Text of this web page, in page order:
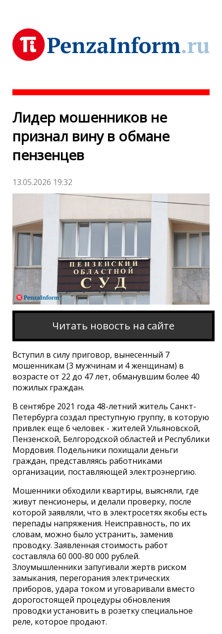
Лидер мошенников не
признал вину в обмане
пензенцев
13.05.2026 19:32
Читать новость на сайте
Вступил в силу приговор, вынесенный 7
мошенникам (3 мужчинам и 4 женщинам) в
возрасте от 22 до 47 лет, обманувшим более 40
пожилых граждан.
В сентябре 2021 года 48-летний житель Санкт-
Петербурга создал преступную группу, в которую
привлек еще 6 человек - жителей Ульяновской,
Пензенской, Белгородской областей и Республики
Мордовия. Подельники похищали деньги
граждан, представляясь работниками
организации, поставляющей электроэнергию.
Мошенники обходили квартиры, выясняли, где
живут пенсионеры, и делали проверку, после
которой заявляли, что в электросетях якобы есть
перепады напряжения. Неисправность, по их
словам, можно было устранить, заменив
проводку. Заявленная стоимость работ
составляла 60 000-80 000 рублей.
Злоумышленники запугивали жертв риском
замыкания, перегорания электрических
приборов, удара током и уговаривали вместо
дорогостоящей процедуры обновления
проводки установить в розетку специальное
реле, которое продают.